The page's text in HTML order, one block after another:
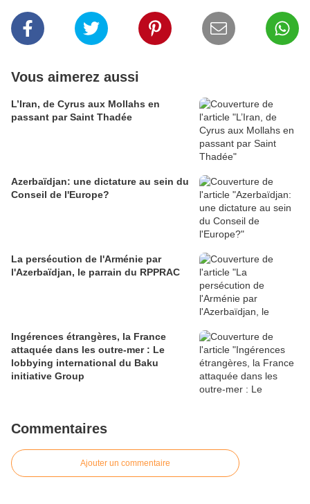
Vous aimerez aussi
L’Iran, de Cyrus aux Mollahs en
passant par Saint Thadée
Azerbaïdjan: une dictature au sein du
Conseil de l'Europe?
La persécution de l'Arménie par
l'Azerbaïdjan, le parrain du RPPRAC
Ingérences étrangères, la France
attaquée dans les outre-mer : Le
lobbying international du Baku
initiative Group
Commentaires
Ajouter un commentaire